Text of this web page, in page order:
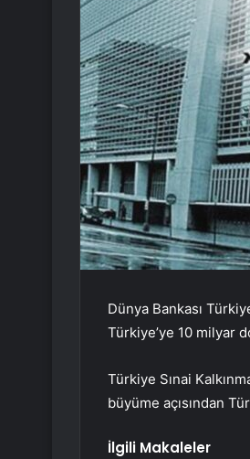
Dünya Bankası
Türkiye’ye 10 milyar
Türkiye Sınai
büyüme açısından
İlgili Makaleler